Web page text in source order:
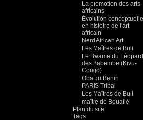
La promotion des arts
africains
Évolution conceptuelle
en histoire de l'art
africain
Nerd African Art
Les Maîtres de Buli
Le Bwame du Léopard
des Babembe (Kivu-
Congo)
Oba du Benin
PARIS Tribal
Les Maîtres de Buli
maître de Bouaflé
Plan du site
Tags